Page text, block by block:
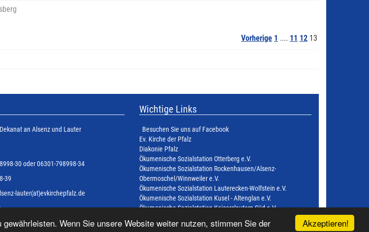
Akzeptieren!
Wenn Sie unsere Website weiter nutzen, stimmen Sie der
Vorherige 1 .... 11 12 13
an Alsenz und Lauter
30 oder 06301-798998-34
39
lauter(at)evkirchepfalz.de
Wichtige Links
Besuchen Sie uns auf Facebook
Ev. Kirche der Pfalz
Diakonie Pfalz
Ökumenische Sozialstation Otterberg e.V.
Ökumenische Sozialstation Rockenhausen/Alsenz-
Obermoschel/Winnweiler e.V.
Ökumenische Sozialstation Lauterecken-Wolfstein e.V.
Ökumenische Sozialstation Kusel - Altenglan e.V.
Ökumenische Sozialstation Kaiserslautern Süd e.V.